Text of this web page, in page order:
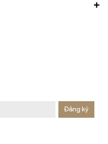
Đăng ký